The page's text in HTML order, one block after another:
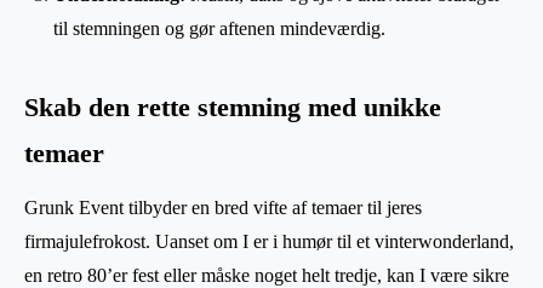
til stemningen og gør aftenen mindeværdig.
Skab den rette stemning med unikke
temaer
Grunk Event tilbyder en bred vifte af temaer til jeres
firmajulefrokost. Uanset om I er i humør til et vinterwonderland,
en retro 80’er fest eller måske noget helt tredje, kan I være sikre